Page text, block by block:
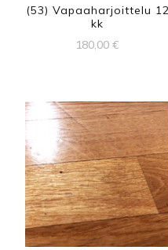
(53) Vapaaharjoittelu 12
kk
180,00€